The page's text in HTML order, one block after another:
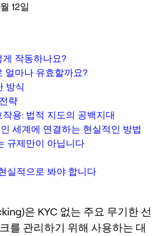
12일
작동하나요?
얼마나 유효할까요?
방식
략
용: 법적 지도의 공백지대
세계에 연결하는 현실적인 방법
규제만이 아닙니다
실적으로 봐야 합니다
은 KYC 없는 주요 무기한 선
를 관리하기 위해 사용하는 대